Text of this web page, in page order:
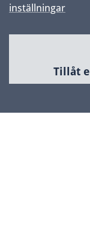
inställningar
Tillåt
Samhällsbyggnad